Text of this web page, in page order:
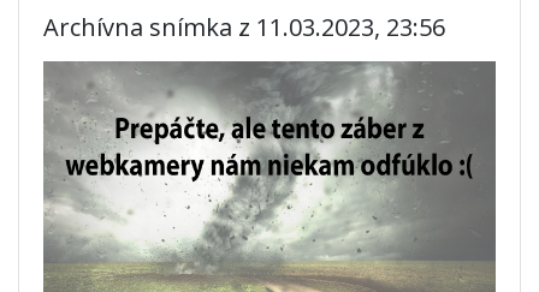
Archívna snímka z 11.03.2023, 23:56